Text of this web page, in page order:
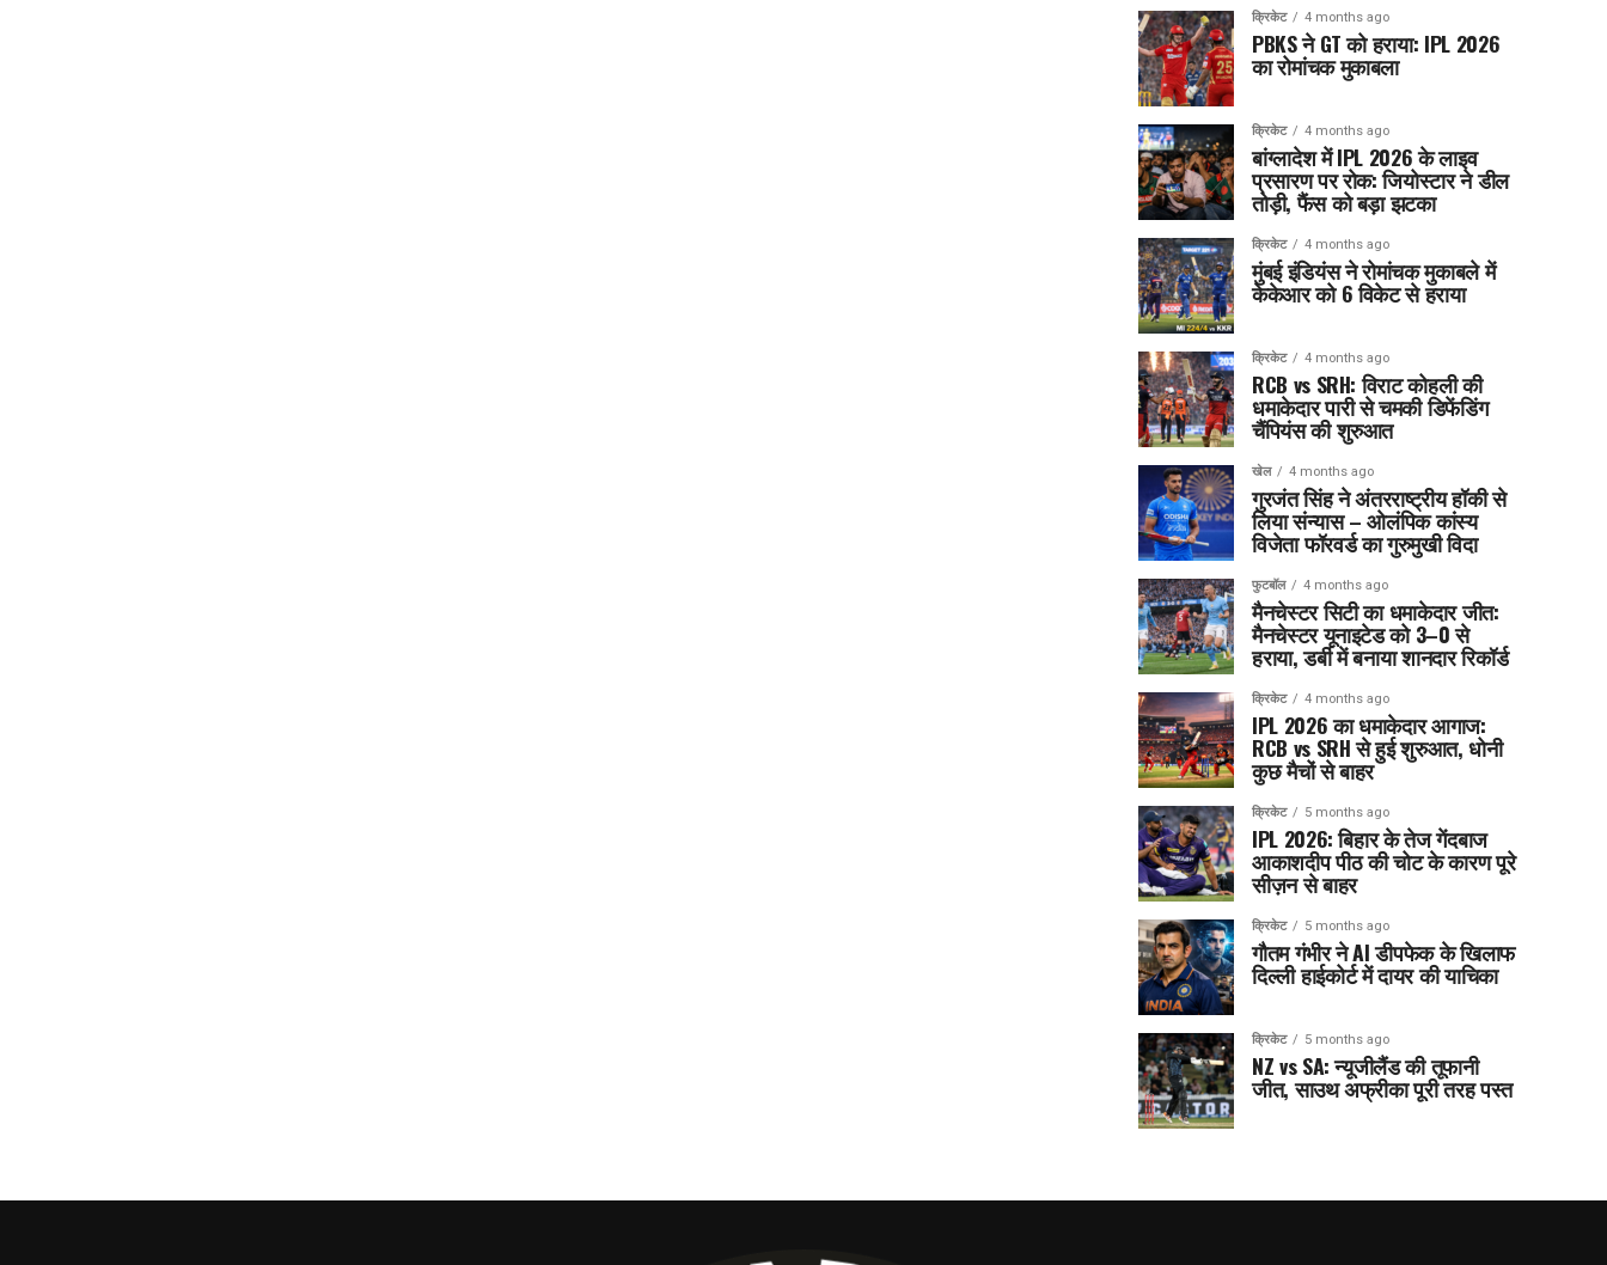
क्रिकेट 4 months ago
PBKS ने GT को हराया: IPL 2026
का रोमांचक मुकाबला
क्रिकेट 4 months ago
बांग्लादेश में IPL 2026 के लाइव
प्रसारण पर रोक: जियोस्टार ने डील
तोड़ी, फैंस को बड़ा झटका
क्रिकेट 4 months ago
मुंबई इंडियंस ने रोमांचक मुकाबले में
केकेआर को 6 विकेट से हराया
क्रिकेट 4 months ago
RCB vs SRH: विराट कोहली की
धमाकेदार पारी से चमकी डिफेंडिंग
चैंपियंस की शुरुआत
खेल 4 months ago
गुरजंत सिंह ने अंतरराष्ट्रीय हॉकी से
लिया संन्यास – ओलंपिक कांस्य
विजेता फॉरवर्ड का गुरुमुखी विदा
फुटबॉल 4 months ago
मैनचेस्टर सिटी का धमाकेदार जीत:
मैनचेस्टर यूनाइटेड को 3–0 से
हराया, डर्बी में बनाया शानदार रिकॉर्ड
क्रिकेट 4 months ago
IPL 2026 का धमाकेदार आगाज:
RCB vs SRH से हुई शुरुआत, धोनी
कुछ मैचों से बाहर
क्रिकेट 5 months ago
IPL 2026: बिहार के तेज गेंदबाज
आकाशदीप पीठ की चोट के कारण पूरे
सीज़न से बाहर
क्रिकेट 5 months ago
गौतम गंभीर ने AI डीपफेक के खिलाफ
दिल्ली हाईकोर्ट में दायर की याचिका
क्रिकेट 5 months ago
NZ vs SA: न्यूजीलैंड की तूफानी
जीत, साउथ अफ्रीका पूरी तरह पस्त